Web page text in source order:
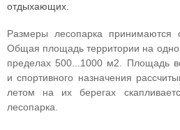
отдыхающих.
Размеры лесопарка
Общая площадь территории на
пределах 500...1000 м2. Площадь
и спортивного назначения
летом на их берегах
лесопарка.